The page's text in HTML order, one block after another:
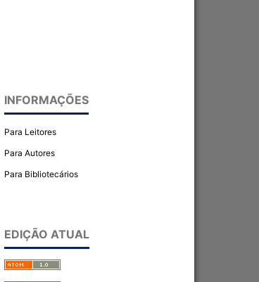
INFORMAÇÕES
Para Leitores
Para Autores
Para Bibliotecários
EDIÇÃO ATUAL